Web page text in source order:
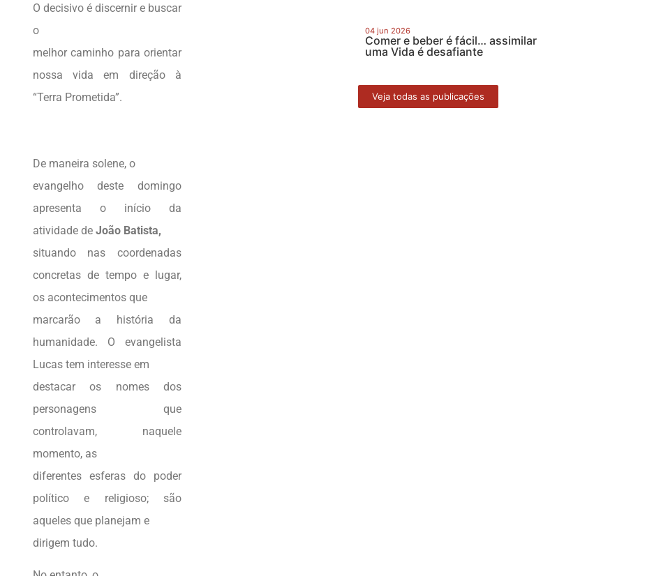
O decisivo é discernir e buscar
o
melhor caminho para orientar
nossa vida em direção à
“Terra Prometida”.
De maneira solene, o
evangelho deste domingo
apresenta o início da
atividade de João Batista,
situando nas coordenadas
concretas de tempo e lugar,
os acontecimentos que
marcarão a história da
humanidade. O evangelista
Lucas tem interesse em
destacar os nomes dos
personagens que
controlavam, naquele
momento, as
diferentes esferas do poder
político e religioso; são
aqueles que planejam e
dirigem tudo.
04 jun 2026
Comer e beber é fácil… assimilar
uma Vida é desafiante
Veja todas as publicações